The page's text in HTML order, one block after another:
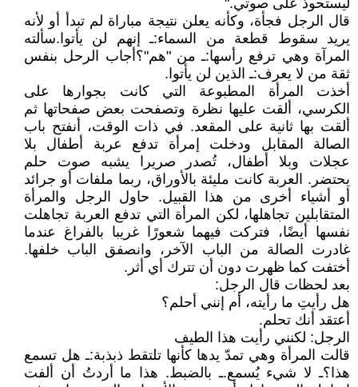
ليستحوذ على صوتي."
قال الرجل فجأة، وكأنه يعلن نتيجة مباراة لم تبدأ أو لأنه
يريد سقوط قطعة من السماء: ـ إنهم لن يأتوا. سألته
المرآة وهي ترفع رأسها: ـ من "هم"؟ أجاب الرحل بنفس
ثقة من لا يعرف: ـ الذين لن يأتوا.
أخذت المرأة المطبوعة التي كانت بجوارها على
الكرسي، ألقت عليها نظرة وتصفحت بعض صفحاتها ثم
ألقت بها ثانية على المقعد. في ذات الوقت، أنفتح باب
الصالة المقابل ودخلت إمرأة تدفع عربة أطفال بلا
عجلات وبلا أطفال، تُصدر صريرا يشبه صوت حلم
يحتضر. العربة كانت مليئة بالأوراق، ربما ملفات أو جرائد
أو أشياء أخرى من هذا القبيل. حاول الرجل والمرأة
المتقابلين تجاهلها، لكن المرأة التي تدفع العربة تجاهلت
نفسها أيضًا، فتركت فيهما شعورًا غريبا بالفراغ عندما
غادرت الصالة من الباب الآخر، وانصفق الباب خلفها.
أختفت كما ظهرت دون أن تترك أي أثر.
بعد لحظات قال الرجل:
هل رأيتِ ما رأيته، أم إنني أحلم؟
أعتقد أنك تحلم.
الرجل: لكنني رأيت هذا الطيف
قالت المرأة وهي تمدّ يدها كأنها تلتقط ذبذبة: ـ هل تسمع
هذا؟ ـ لا شيء يُسمع. ـ بالضبط. هذا ما أردتُ أن ألفت